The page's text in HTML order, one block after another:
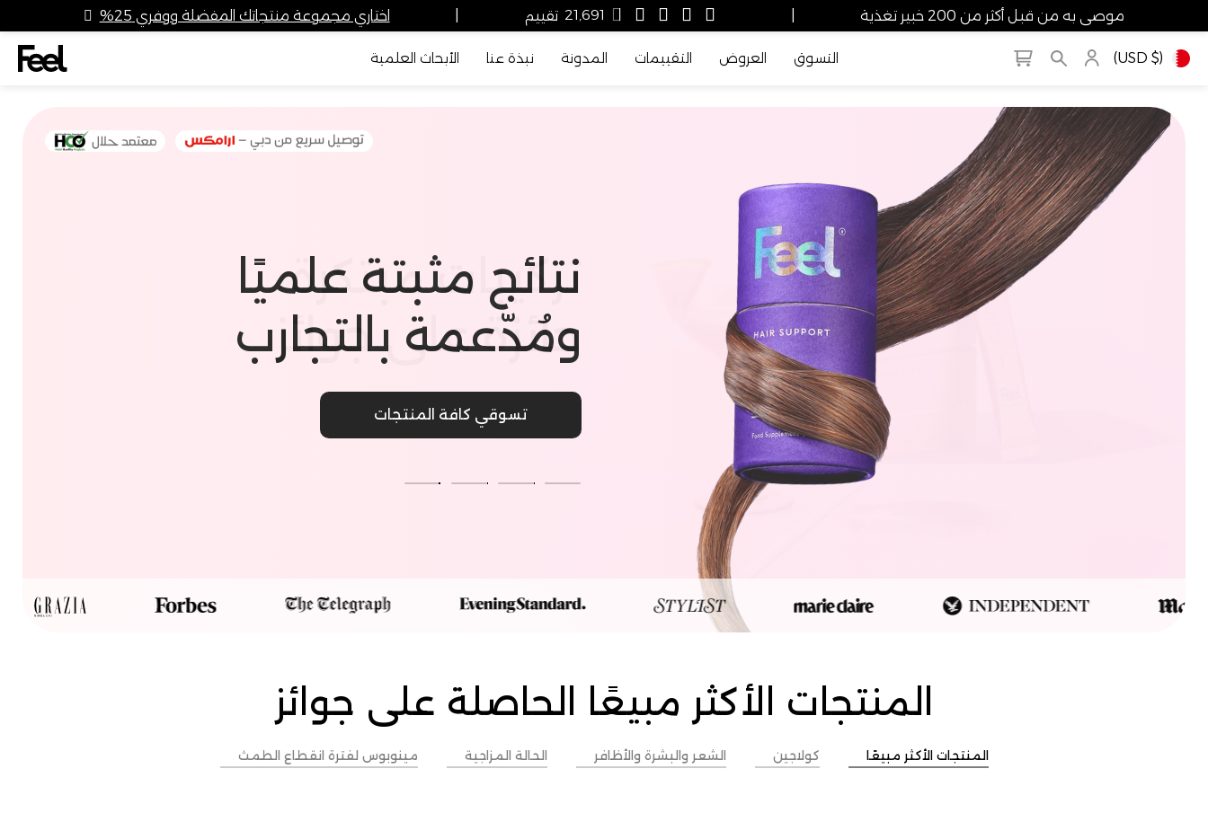
اختاري مجموعة منتجاتك المفضلة ووفري 25% 21,691 تقييم موصى به من قبل أكثر من 200 خبير تغذية
التسوق العروض التقييمات المدونة نبذة عنا الأبحاث العلمية ($ USD)
وجهتكِ المثالية نحو
الصحة والرفاهية
تسوقي كافة المنتجات
لكل مرحلة
من رحلتك الصحية
تسوقي كافة المنتجات
تركيبات مبتكرة
حائزة على جوائز
تسوقي كافة المنتجات
نتائج مثبتة علميًا
ومُدّعمة بالتجارب
تسوقي كافة المنتجات
المنتجات الأكثر مبيعًا الحاصلة على جوائز
المنتجات الأكثر مبيعًا كولاجين الشعر والبشرة والأظافر الحالة المزاجية مينوبوس لفترة انقطاع الطمث